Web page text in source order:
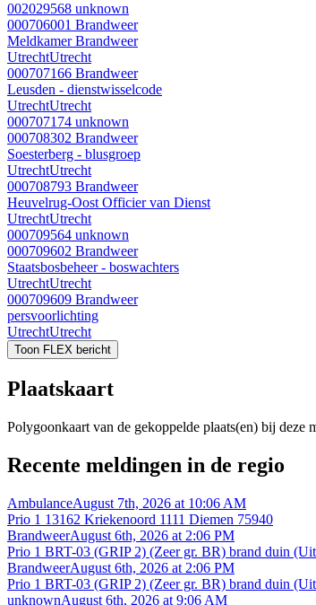
002029568 unknown
000706001 Brandweer
Meldkamer Brandweer
UtrechtUtrecht
000707166 Brandweer
Leusden - dienstwisselcode
UtrechtUtrecht
000707174 unknown
000708302 Brandweer
Soesterberg - blusgroep
UtrechtUtrecht
000708793 Brandweer
Heuvelrug-Oost Officier van Dienst
UtrechtUtrecht
000709564 unknown
000709602 Brandweer
Staatsbosbeheer - boswachters
UtrechtUtrecht
000709609 Brandweer
persvoorlichting
UtrechtUtrecht
Toon FLEX bericht
Plaatskaart
Polygoonkaart van de gekoppelde plaats(en) bij deze
Recente meldingen in de regio
AmbulanceAugust 7th, 2026 at 10:06 AM
Prio 1 13162 Kriekenoord 1111 Diemen 75940
BrandweerAugust 6th, 2026 at 2:06 PM
Prio 1 BRT-03 (GRIP 2) (Zeer gr. BR) brand duin
BrandweerAugust 6th, 2026 at 2:06 PM
Prio 1 BRT-03 (GRIP 2) (Zeer gr. BR) brand duin
unknownAugust 6th, 2026 at 9:06 AM